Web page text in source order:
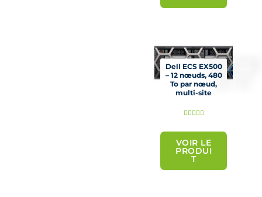
r
5
Dell ECS EX500
– 12 nœuds, 480
To par nœud,
multi-site
N
é
VOIR LE
PRODUI
T